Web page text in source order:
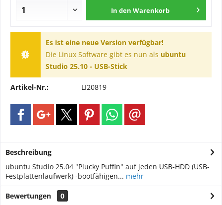
In den Warenkorb
Es ist eine neue Version verfügbar!
Die Linux Software gibt es nun als ubuntu
Studio 25.10 - USB-Stick
Artikel-Nr.: LI20819
Beschreibung
ubuntu Studio 25.04 "Plucky Puffin" auf jeden USB-HDD (USB-
Festplattenlaufwerk) -bootfähigen... mehr
Bewertungen
0